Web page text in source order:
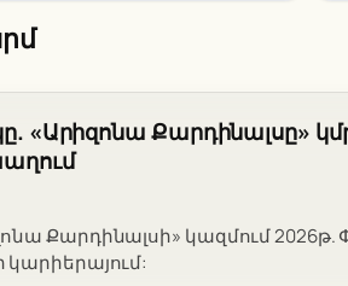
«Արիզոնա Քարդինալսը»
Քարդինալսի» կազմում 2026թ.
կարիերայում: